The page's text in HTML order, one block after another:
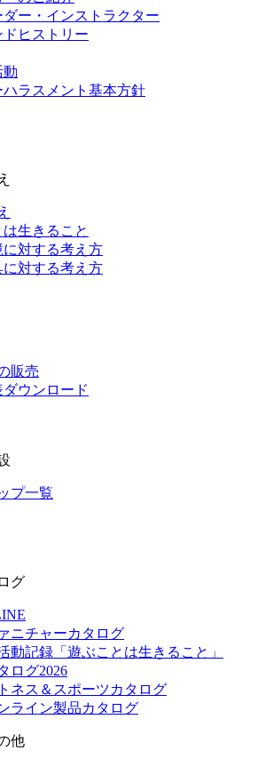
ダー・インストラクター
ドヒストリー
動
ハラスメント基本方針
は生きること
に対する考え方
に対する考え方
販売
ダウンロード
プ一覧
グ
ニチャーカタログ
動記録「遊ぶことは生きること」
ログ2026
ネス＆スポーツカタログ
ライン製品カタログ
他